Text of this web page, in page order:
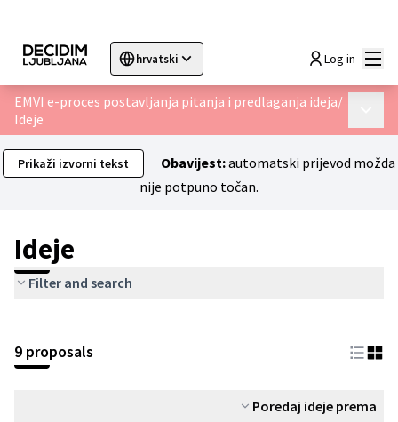
hrvatski
Sprache wählen Choisir la langue
Log in
EMVI e-proces postavljanja pitanja i predlaganja ideja/
Ideje
Prikaži izvorni tekst Obavijest:automatski prijevod možda
nije potpuno točan.
Ideje
Filter and search
9 proposals
Poredaj ideje prema